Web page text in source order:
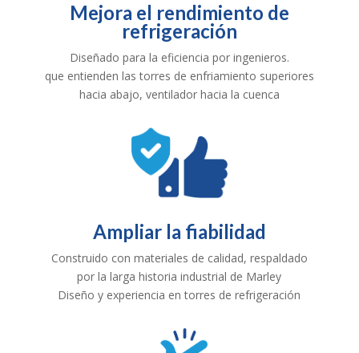
Mejora el rendimiento de
refrigeración
Diseñado para la eficiencia por ingenieros.
que entienden las torres de enfriamiento superiores
hacia abajo, ventilador hacia la cuenca
Ampliar la fiabilidad
Construido con materiales de calidad, respaldado
por la larga historia industrial de Marley
Diseño y experiencia en torres de refrigeración